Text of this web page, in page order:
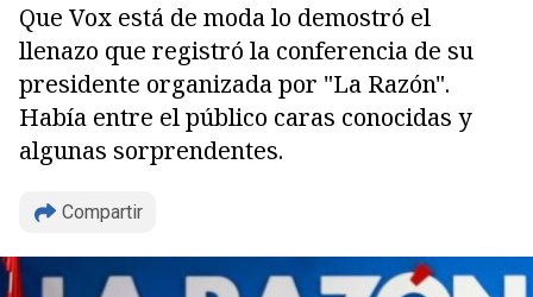
Que Vox está de moda lo demostró el
llenazo que registró la conferencia de su
presidente organizada por "La Razón".
Había entre el público caras conocidas y
algunas sorprendentes.
Compartir